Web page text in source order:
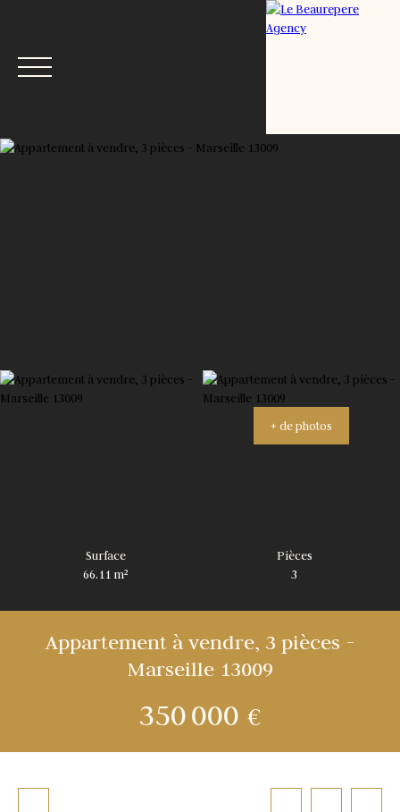
+ de photos
Surface
66.11 m²
Pièces
3
Appartement à vendre, 3 pièces -
Marseille 13009
350 000 €